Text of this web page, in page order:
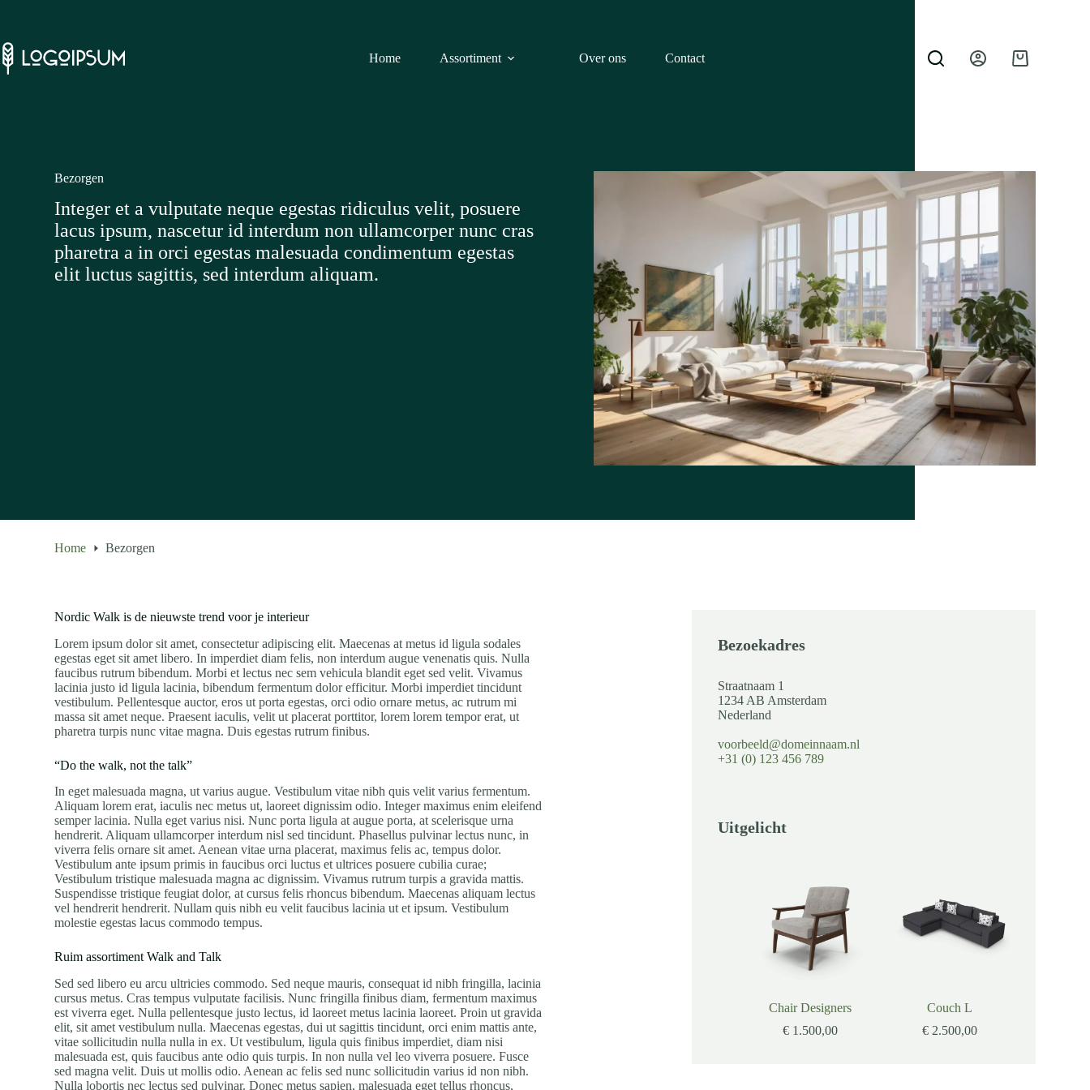
inhoud
Home Assortiment Over ons Contact Winkelwagen
Bezorgen
Integer et a vulputate neque egestas ridiculus velit, posuere
lacus ipsum, nascetur id interdum non ullamcorper nunc cras
pharetra a in orci egestas malesuada condimentum egestas
elit luctus sagittis, sed interdum aliquam.
Home Bezorgen
Nordic Walk is de nieuwste trend voor je interieur
Lorem ipsum dolor sit amet, consectetur adipiscing elit. Maecenas at metus id ligula sodales
egestas eget sit amet libero. In imperdiet diam felis, non interdum augue venenatis quis. Nulla
faucibus rutrum bibendum. Morbi et lectus nec sem vehicula blandit eget sed velit. Vivamus
lacinia justo id ligula lacinia, bibendum fermentum dolor efficitur. Morbi imperdiet tincidunt
vestibulum. Pellentesque auctor, eros ut porta egestas, orci odio ornare metus, ac rutrum mi
massa sit amet neque. Praesent iaculis, velit ut placerat porttitor, lorem lorem tempor erat, ut
pharetra turpis nunc vitae magna. Duis egestas rutrum finibus.
“Do the walk, not the talk”
In eget malesuada magna, ut varius augue. Vestibulum vitae nibh quis velit varius fermentum.
Aliquam lorem erat, iaculis nec metus ut, laoreet dignissim odio. Integer maximus enim eleifend
semper lacinia. Nulla eget varius nisi. Nunc porta ligula at augue porta, at scelerisque urna
hendrerit. Aliquam ullamcorper interdum nisl sed tincidunt. Phasellus pulvinar lectus nunc, in
viverra felis ornare sit amet. Aenean vitae urna placerat, maximus felis ac, tempus dolor.
Vestibulum ante ipsum primis in faucibus orci luctus et ultrices posuere cubilia curae;
Vestibulum tristique malesuada magna ac dignissim. Vivamus rutrum turpis a gravida mattis.
Suspendisse tristique feugiat dolor, at cursus felis rhoncus bibendum. Maecenas aliquam lectus
vel hendrerit hendrerit. Nullam quis nibh eu velit faucibus lacinia ut et ipsum. Vestibulum
molestie egestas lacus commodo tempus.
Ruim assortiment Walk and Talk
Sed sed libero eu arcu ultricies commodo. Sed neque mauris, consequat id nibh fringilla, lacinia
cursus metus. Cras tempus vulputate facilisis. Nunc fringilla finibus diam, fermentum maximus
est viverra eget. Nulla pellentesque justo lectus, id laoreet metus lacinia laoreet. Proin ut gravida
elit, sit amet vestibulum nulla. Maecenas egestas, dui ut sagittis tincidunt, orci enim mattis ante,
vitae sollicitudin nulla nulla in ex. Ut vestibulum, ligula quis finibus imperdiet, diam nisi
malesuada est, quis faucibus ante odio quis turpis. In non nulla vel leo viverra posuere. Fusce
sed magna velit. Duis ut mollis odio. Aenean ac felis sed nunc sollicitudin varius id non nibh.
Nulla lobortis nec lectus sed pulvinar. Donec metus sapien, malesuada eget tellus rhoncus,
Bezoekadres
Straatnaam 1
1234 AB Amsterdam
Nederland
voorbeeld@domeinnaam.nl
+31 (0) 123 456 789
Uitgelicht
Chair Designers
€ 1.500,00
Couch L
€2.500,00